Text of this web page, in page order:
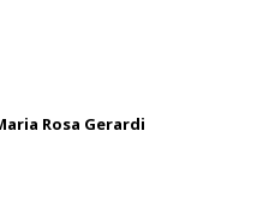
Rosa Gerardi